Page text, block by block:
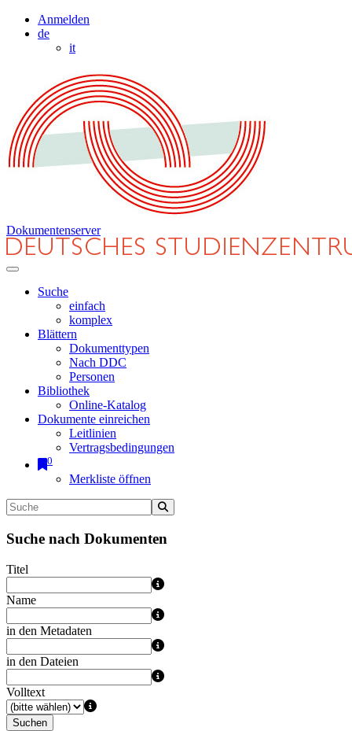
Anmelden
de
it
Dokumentenserver
Suche
einfach
komplex
Blättern
Dokumenttypen
Nach DDC
Personen
Bibliothek
Online-Katalog
Dokumente einreichen
Leitlinien
Vertragsbedingungen
0
Merkliste öffnen
Suche nach Dokumenten
Titel
Name
in den Metadaten
in den Dateien
Volltext
Suchen